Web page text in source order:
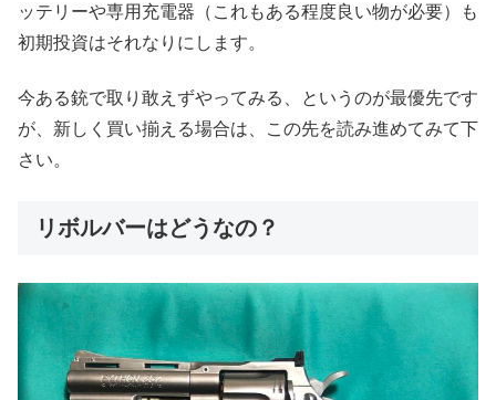
ッテリーや専用充電器（これもある程度良い物が必要）も
初期投資はそれなりにします。
今ある銃で取り敢えずやってみる、というのが最優先です
が、新しく買い揃える場合は、この先を読み進めてみて下
さい。
リボルバーはどうなの？